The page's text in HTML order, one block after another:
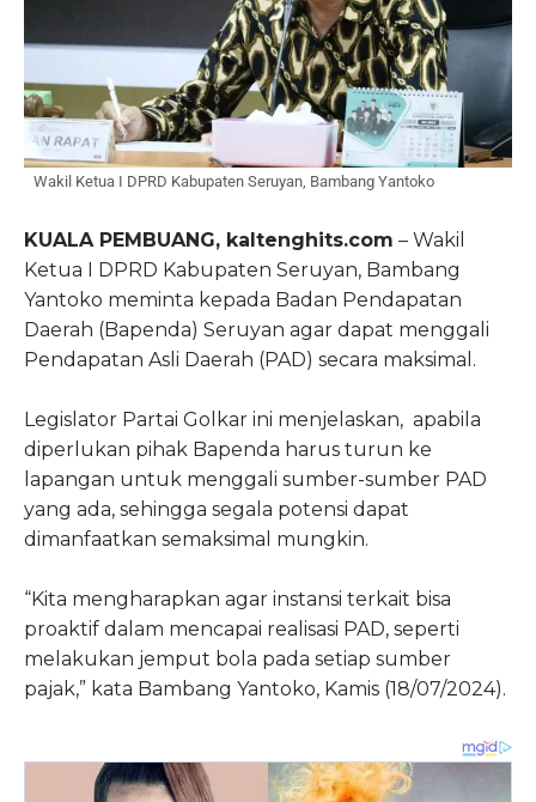
Wakil Ketua I DPRD Kabupaten Seruyan, Bambang Yantoko
KUALA PEMBUANG, kaltenghits.com – Wakil
Ketua I DPRD Kabupaten Seruyan, Bambang
Yantoko meminta kepada Badan Pendapatan
Daerah (Bapenda) Seruyan agar dapat menggali
Pendapatan Asli Daerah (PAD) secara maksimal.
Legislator Partai Golkar ini menjelaskan, apabila
diperlukan pihak Bapenda harus turun ke
lapangan untuk menggali sumber-sumber PAD
yang ada, sehingga segala potensi dapat
dimanfaatkan semaksimal mungkin.
“Kita mengharapkan agar instansi terkait bisa
proaktif dalam mencapai realisasi PAD, seperti
melakukan jemput bola pada setiap sumber
pajak,” kata Bambang Yantoko, Kamis (18/07/2024).